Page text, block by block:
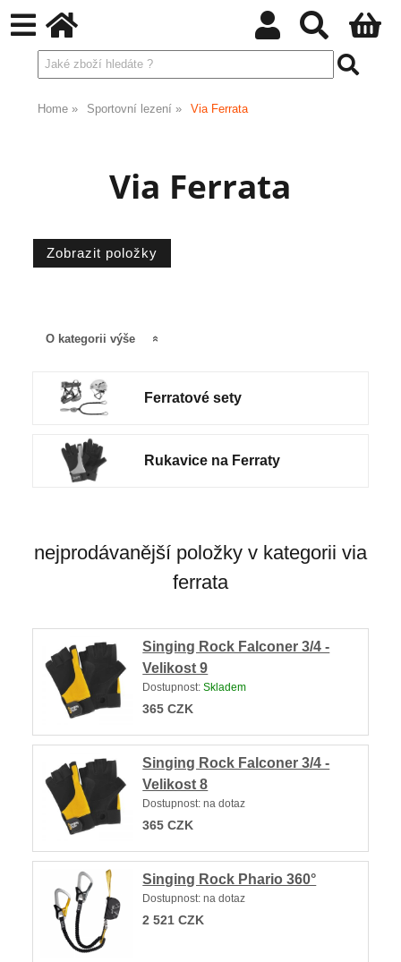
Home Sportovní lezení Via Ferrata
Via Ferrata
O kategorii výše
Ferratové sety
Rukavice na Ferraty
nejprodávanější položky v kategorii via
ferrata
Singing Rock Falconer 3/4 -
Velikost 9
Dostupnost:Skladem
365CZK
Singing Rock Falconer 3/4 -
Velikost 8
Dostupnost:na dotaz
365CZK
Singing Rock Phario 360°
Dostupnost:na dotaz
2 521CZK